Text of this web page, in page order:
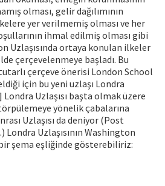
olması, gelir dağılımının
yer verilmemiş olması ve her
ihmal edilmiş olması gibi
Uzlaşısında ortaya konulan ilkeler
çerçevelenmeye başladı. Bu
çerçeve önerisi London School
için bu yeni uzlaşı Londra
Londra Uzlaşısı başta olmak üzere
yönelik çabalarına
Uzlaşısı da deniyor (Post
Londra Uzlaşısının Washington
bir şema eşliğinde gösterebiliriz: